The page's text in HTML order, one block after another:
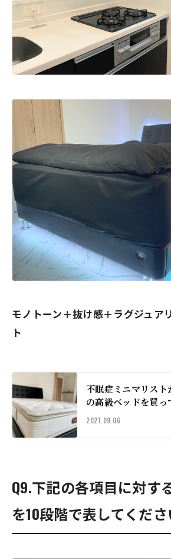
モノトーン＋抜け感＋ラグジュア
ト
不眠症ミニマリス
の高級ベッドを買っ
2021.09.06
Q9.下記の各項目に対す
を10段階で表してくださ